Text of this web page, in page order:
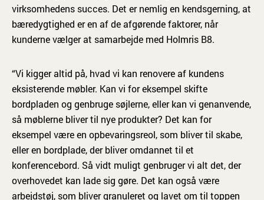
virksomhedens succes. Det er nemlig en kendsgerning, at
bæredygtighed er en af de afgørende faktorer, når
kunderne vælger at samarbejde med Holmris B8.
“Vi kigger altid på, hvad vi kan renovere af kundens
eksisterende møbler. Kan vi for eksempel skifte
bordpladen og genbruge søjlerne, eller kan vi genanvende,
så møblerne bliver til nye produkter? Det kan for
eksempel være en opbevaringsreol, som bliver til skabe,
eller en bordplade, der bliver omdannet til et
konferencebord. Så vidt muligt genbruger vi alt det, der
overhovedet kan lade sig gøre. Det kan også være
arbejdstøj, som bliver granuleret og lavet om til toppen